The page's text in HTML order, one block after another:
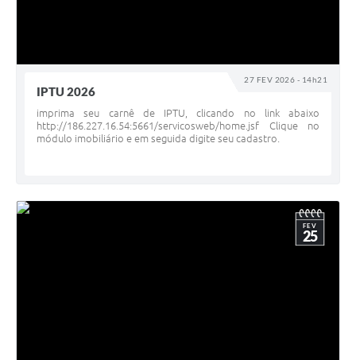
27 FEV 2026 - 14h21
IPTU 2026
imprima seu carnê de IPTU, clicando no link abaixo
http://186.227.16.54:5661/servicosweb/home.jsf Clique no
módulo imobiliário e em seguida digite seu cadastro.
FEV
25